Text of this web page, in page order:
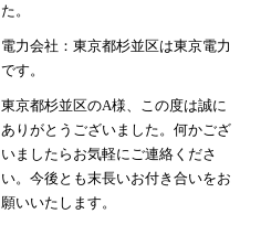
た。
電力会社：東京都杉並区は東京電力
です。
東京都杉並区のA様、この度は誠に
ありがとうございました。何かござ
いましたらお気軽にご連絡くださ
い。今後とも末長いお付き合いをお
願いいたします。